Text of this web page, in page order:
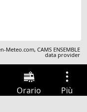
Meteo.com,CAMS ENSEMBLE
data provider
Orario Più